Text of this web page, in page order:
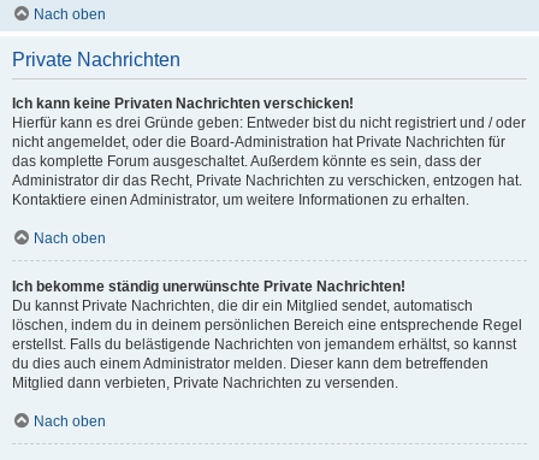
Nach oben
Private Nachrichten
Ich kann keine Privaten Nachrichten verschicken!
Hierfür kann es drei Gründe geben: Entweder bist du nicht registriert und / oder
nicht angemeldet, oder die Board-Administration hat Private Nachrichten für
das komplette Forum ausgeschaltet. Außerdem könnte es sein, dass der
Administrator dir das Recht, Private Nachrichten zu verschicken, entzogen hat.
Kontaktiere einen Administrator, um weitere Informationen zu erhalten.
Nach oben
Ich bekomme ständig unerwünschte Private Nachrichten!
Du kannst Private Nachrichten, die dir ein Mitglied sendet, automatisch
löschen, indem du in deinem persönlichen Bereich eine entsprechende Regel
erstellst. Falls du belästigende Nachrichten von jemandem erhältst, so kannst
du dies auch einem Administrator melden. Dieser kann dem betreffenden
Mitglied dann verbieten, Private Nachrichten zu versenden.
Nach oben